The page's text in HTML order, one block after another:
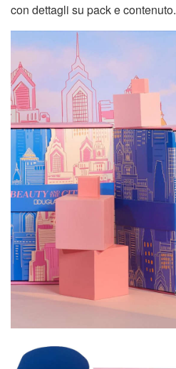
con dettagli su pack e contenuto.